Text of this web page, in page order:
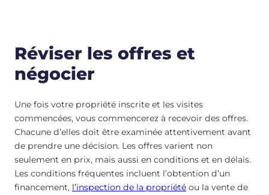
Réviser les offres et
négocier
Une fois votre propriété inscrite et les visites
commencées, vous commencerez à recevoir des offres.
Chacune d’elles doit être examinée attentivement avant
de prendre une décision. Les offres varient non
seulement en prix, mais aussi en conditions et en délais.
Les conditions fréquentes incluent l’obtention d’un
financement, l’inspection de la propriété ou la vente de